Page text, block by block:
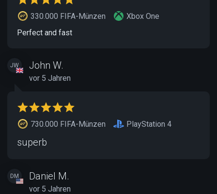
330.000 FIFA-Münzen
Xbox One
Perfect and fast
JW John W.
vor 5 Jahren
730.000 FIFA-Münzen PlayStation 4
superb
DM Daniel M.
vor 5 Jahren